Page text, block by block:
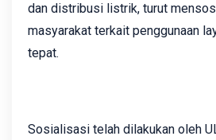
dan distribusi listrik, turut
masyarakat terkait penggunaan
tepat.
Sosialisasi telah dilakukan oleh